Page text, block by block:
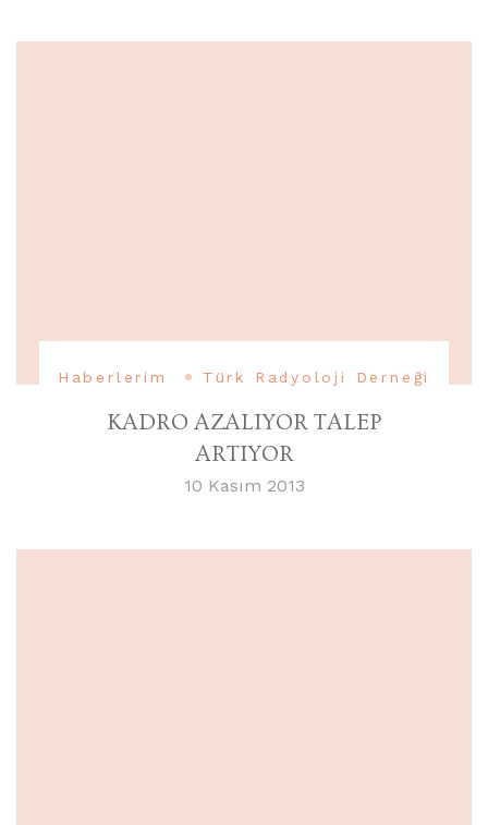
Haberlerim Türk Radyoloji Derneği
KADRO AZALIYOR TALEP
ARTIYOR
10 Kasım 2013